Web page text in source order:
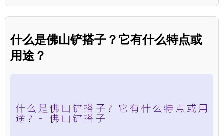
什么是佛山铲搭子？它有什么特点或
用途？